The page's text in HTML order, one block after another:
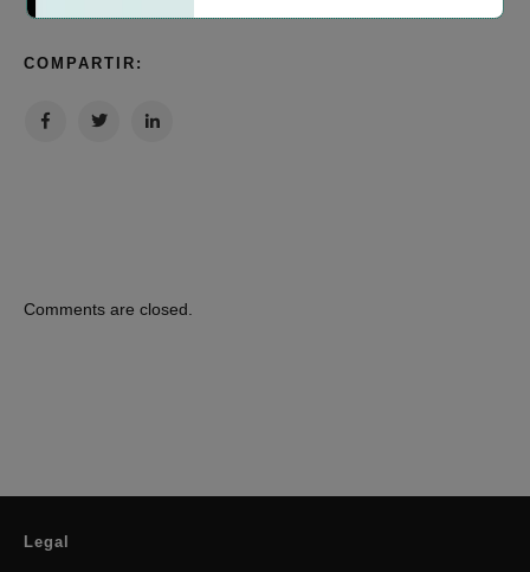
COMPARTIR:
Comments are closed.
Legal